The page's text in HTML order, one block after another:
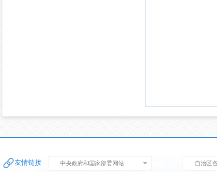
友情链接 中央政府和国家部委网站 自治区